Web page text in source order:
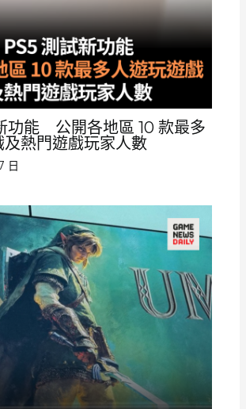
功能 公開各地區 10 款最多
及熱門遊戲玩家人數
日